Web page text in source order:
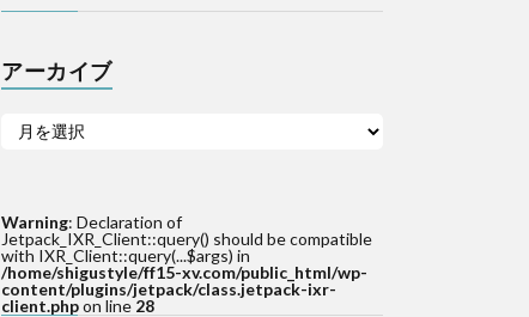
アーカイブ
Warning: Declaration of
Jetpack_IXR_Client::query() should be compatible
with IXR_Client::query(...$args) in
/home/shigustyle/ff15-xv.com/public_html/wp-
content/plugins/jetpack/class.jetpack-ixr-
client.phpon line 28